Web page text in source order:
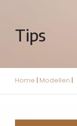
Tips
Home | Modellen |